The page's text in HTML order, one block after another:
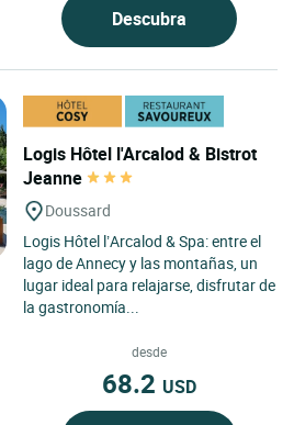
Descubra
Logis Hôtel l'Arcalod & Bistrot
Jeanne
Doussard
Logis Hôtel l’Arcalod & Spa: entre el
lago de Annecy y las montañas, un
lugar ideal para relajarse, disfrutar de
la gastronomía...
desde
68.2 USD